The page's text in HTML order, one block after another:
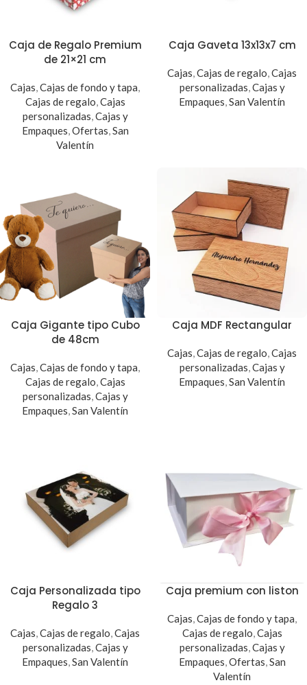
Caja de Regalo Premium
de 21×21 cm
Cajas,Cajas de fondo y tapa,
Cajas de regalo,Cajas
personalizadas,Cajas y
Empaques,Ofertas,San
Valentín
Caja Gaveta 13x13x7 cm
Cajas,Cajas de regalo,Cajas
personalizadas,Cajas y
Empaques,San Valentín
Caja Gigante tipo Cubo
de 48cm
Cajas,Cajas de fondo y tapa,
Cajas de regalo,Cajas
personalizadas,Cajas y
Empaques,San Valentín
Caja MDF Rectangular
Cajas,Cajas de regalo,Cajas
personalizadas,Cajas y
Empaques,San Valentín
Caja Personalizada tipo
Regalo 3
Cajas,Cajas de regalo,Cajas
personalizadas,Cajas y
Empaques,San Valentín
Caja premium con liston
Cajas,Cajas de fondo y tapa,
Cajas de regalo,Cajas
personalizadas,Cajas y
Empaques,Ofertas,San
Valentín